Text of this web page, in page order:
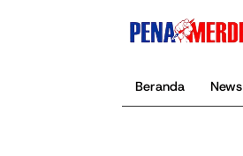
Beranda News